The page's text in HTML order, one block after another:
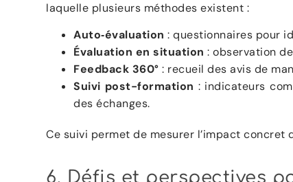
laquelle plusieurs méthodes existent :
Auto‑évaluation : questionnaires pour
Évaluation en situation : observation
Feedback 360° : recueil des avis de
Suivi post-formation : indicateurs
des échanges.
Ce suivi permet de mesurer l’impact concret
6. Défis et perspectives